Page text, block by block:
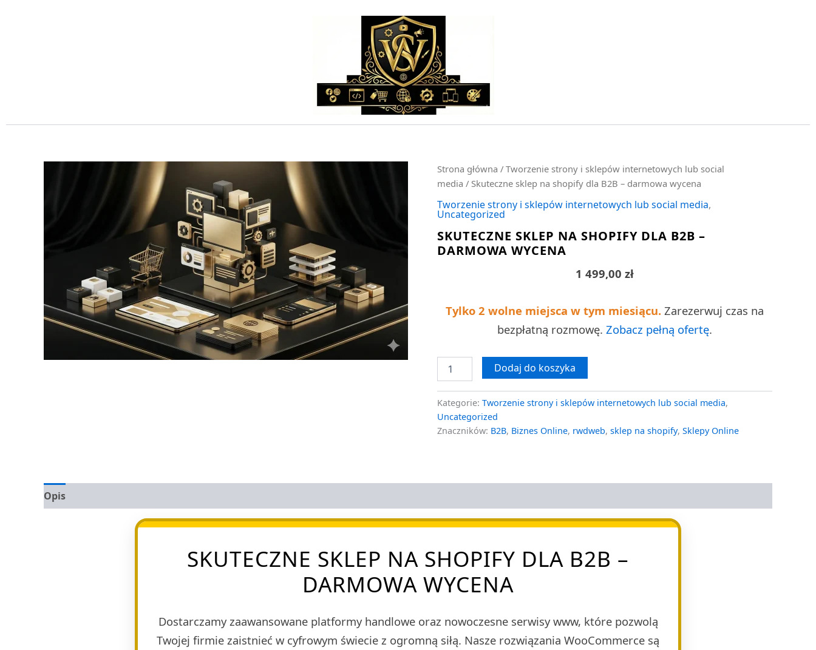
Strona główna / Tworzenie strony i sklepów internetowych lub social
media / Skuteczne sklep na shopify dla B2B – darmowa wycena
Tworzenie strony i sklepów internetowych lub social media,
Uncategorized
SKUTECZNE SKLEP NA SHOPIFY DLA B2B –
DARMOWA WYCENA
1 499,00 zł
Tylko 2 wolne miejsca w tym miesiącu. Zarezerwuj czas na
bezpłatną rozmowę. Zobacz pełną ofertę.
ilość
Skuteczne
sklep
na
shopify
B2B
Dodaj do koszyka
Kategorie: Tworzenie strony i sklepów internetowych lub social media,
Uncategorized
Znaczników: B2B, Biznes Online, rwdweb, sklep na shopify, Sklepy Online
Opis
SKUTECZNE SKLEP NA SHOPIFY DLA B2B –
DARMOWA WYCENA
Dostarczamy zaawansowane platformy handlowe oraz nowoczesne serwisy www, które pozwolą
Twojej firmie zaistnieć w cyfrowym świecie z ogromną siłą. Nasze rozwiązania WooCommerce są